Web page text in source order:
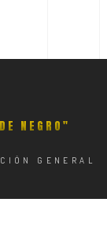
NEGRO"
GENERAL